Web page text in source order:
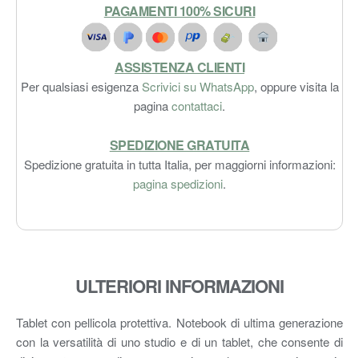
PAGAMENTI 100% SICURI
ASSISTENZA CLIENTI
Per qualsiasi esigenzaScrivici su WhatsApp, oppure visita la
paginacontattaci.
SPEDIZIONE GRATUITA
Spedizione gratuita in tutta Italia, per maggiorni informazioni:
pagina spedizioni.
ULTERIORI INFORMAZIONI
Tablet con pellicola protettiva. Notebook di ultima generazione
con la versatilità di uno studio e di un tablet, che consente di